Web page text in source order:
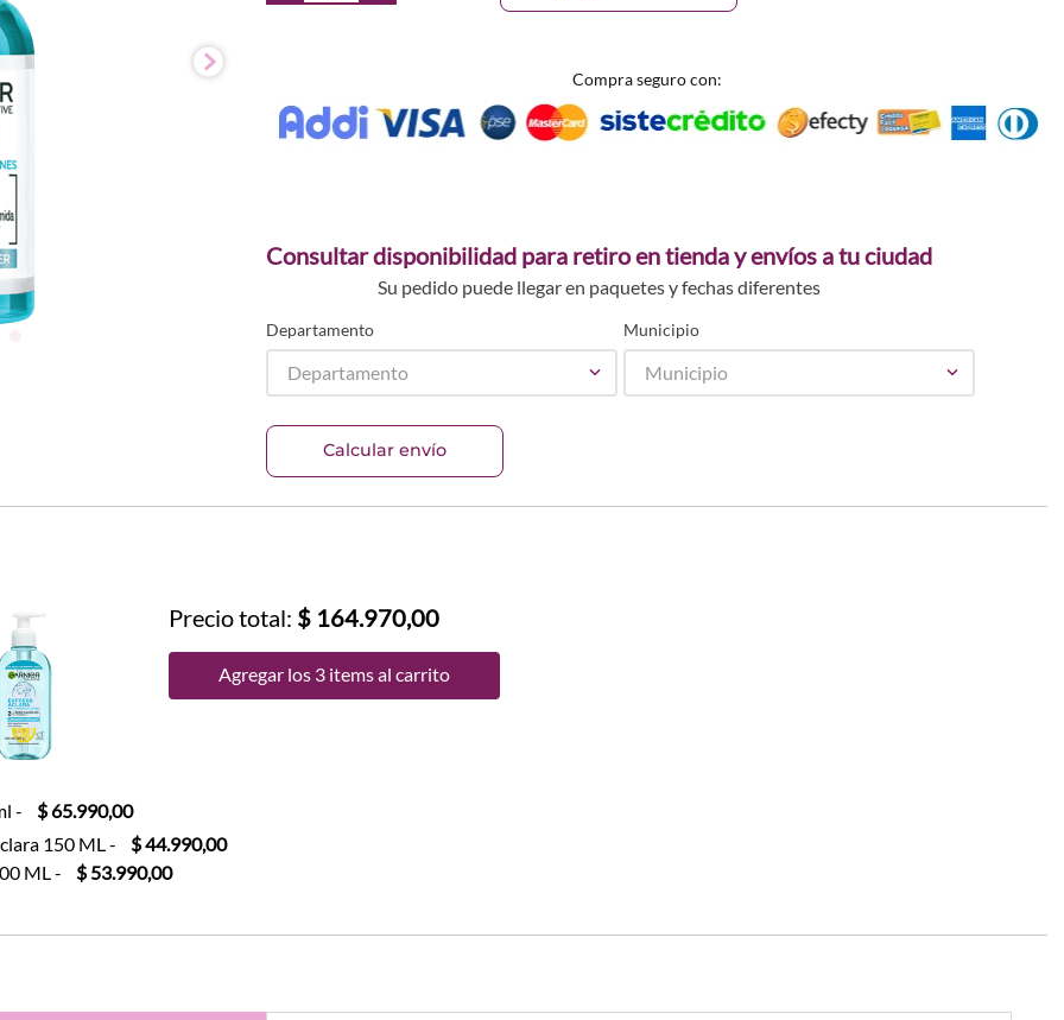
Compra seguro con:
Consultar disponibilidad para retiro en tienda y envíos a tu ciudad
Su pedido puede llegar en paquetes y fechas diferentes
Departamento
Departamento
Municipio
Municipio
Calcular envío
Precio total: $ 164.970,00
Agregar los 3 items al carrito
-
$ 65.990,00
150 ML-
$ 44.990,00
ML- $ 53.990,00